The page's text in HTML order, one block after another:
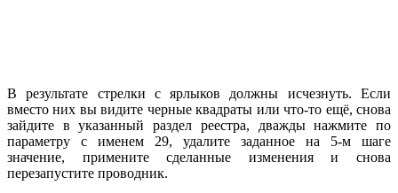
В результате стрелки с ярлыков должны исчезнуть. Если
вместо них вы видите черные квадраты или что-то ещё, снова
зайдите в указанный раздел реестра, дважды нажмите по
параметру с именем 29, удалите заданное на 5-м шаге
значение, примените сделанные изменения и снова
перезапустите проводник.